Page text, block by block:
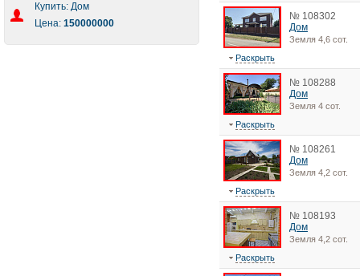
Купить: Дом
Цена: 150000000
№ 108302
Дом
Земля 4,6 сот.
Раскрыть
№ 108288
Дом
Земля 4 сот.
Раскрыть
№ 108261
Дом
Земля 4,2 сот.
Раскрыть
№ 108193
Дом
Земля 4,2 сот.
Раскрыть